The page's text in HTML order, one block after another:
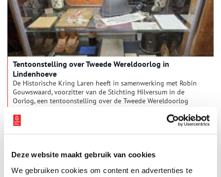
Deze website maakt gebruik van cookies
We gebruiken cookies om content en advertenties te
Tentoonstelling over Tweede Wereldoorlog in
Lindenhoeve
De Historische Kring Laren heeft in samenwerking met Robin
Gouwswaard, voorzitter van de Stichting Hilversum in de
Oorlog, een tentoonstelling over de Tweede Wereldoorlog
Hilversum. Ook het Verzetsmuseum Amsterdam heeft uit zijn
archief desgevraagd documenten gestuurd. Te zien is een
gedeelte uit het archief van Cok de Graaff.